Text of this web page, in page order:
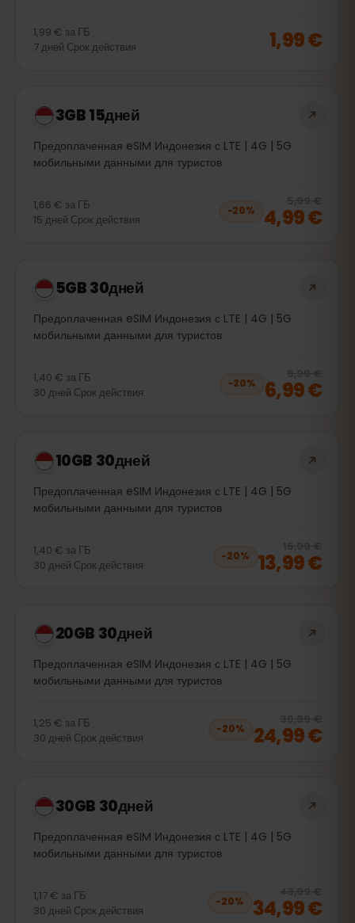
1,99 € за ГБ
7дней Срок действия 1,99 €
3GB 15дней
Предоплаченная eSIM Индонезия с LTE | 4G | 5G
мобильными данными для туристов
1,66 € за ГБ
15 дней Срок действия
−20%
5,99 €
4,99 €
5GB 30дней
Предоплаченная eSIM Индонезия с LTE | 4G | 5G
мобильными данными для туристов
1,40 € за ГБ
30 дней Срок действия
−20%
8,99 €
6,99 €
10GB 30дней
Предоплаченная eSIM Индонезия с LTE | 4G | 5G
мобильными данными для туристов
1,40 € за ГБ
30 дней Срок действия
−20%
16,99 €
13,99 €
20GB 30дней
Предоплаченная eSIM Индонезия с LTE | 4G | 5G
мобильными данными для туристов
1,25 € за ГБ
30 дней Срок действия
−20%
30,99 €
24,99 €
30GB 30дней
Предоплаченная eSIM Индонезия с LTE | 4G | 5G
мобильными данными для туристов
1,17 € за ГБ
30 дней Срок действия
−20%
43,99 €
34,99 €